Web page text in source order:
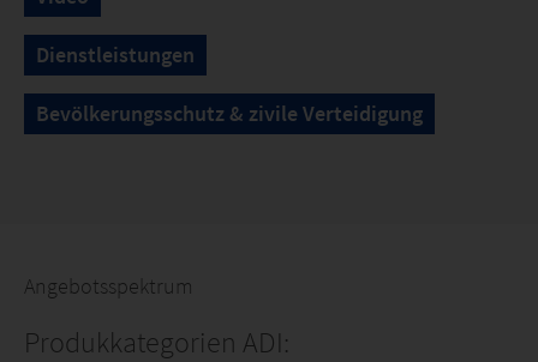
Dienstleistungen
Bevölkerungsschutz & zivile Verteidigung
Angebotsspektrum
Produkkategorien ADI: